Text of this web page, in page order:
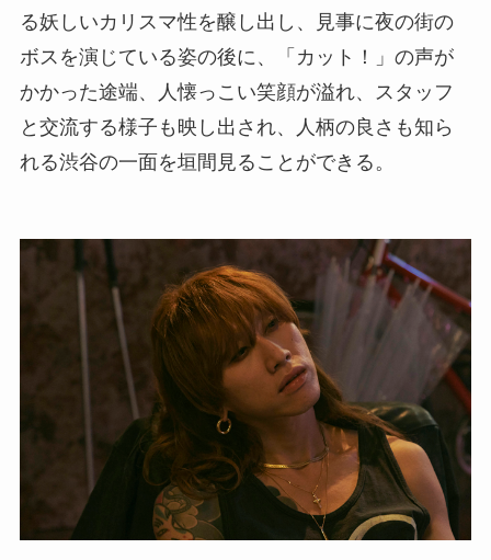
る妖しいカリスマ性を醸し出し、見事に夜の街の
ボスを演じている姿の後に、「カット！」の声が
かかった途端、人懐っこい笑顔が溢れ、スタッフ
と交流する様子も映し出され、人柄の良さも知ら
れる渋谷の一面を垣間見ることができる。